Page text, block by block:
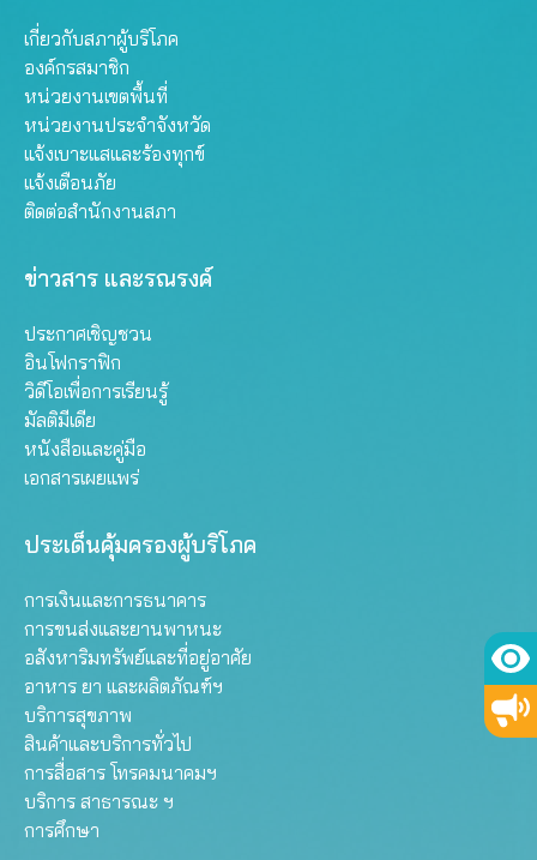
เกี่ยวกับสภาผู้บริโภค
องค์กรสมาชิก
หน่วยงานเขตพื้นที่
หน่วยงานประจำจังหวัด
แจ้งเบาะแสและร้องทุกข์
แจ้งเตือนภัย
ติดต่อสำนักงานสภา
ข่าวสาร และรณรงค์
ประกาศเชิญชวน
อินโฟกราฟิก
วิดีโอเพื่อการเรียนรู้
มัลติมีเดีย
หนังสือและคู่มือ
เอกสารเผยแพร่
ประเด็นคุ้มครองผู้บริโภค
การเงินและการธนาคาร
การขนส่งและยานพาหนะ
อสังหาริมทรัพย์และที่อยู่อาศัย
อาหาร ยา และผลิตภัณฑ์ฯ
บริการสุขภาพ
สินค้าและบริการทั่วไป
การสื่อสาร โทรคมนาคมฯ
บริการ สาธารณะ ฯ
การศึกษา